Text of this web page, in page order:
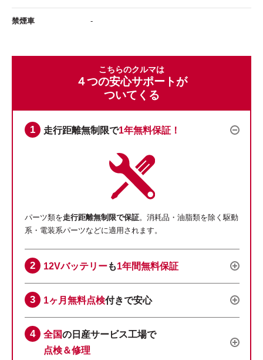
禁煙車 -
こちらのクルマは
４つの安心サポートが
ついてくる
走行距離無制限で1年無料保証！
パーツ類を走行距離無制限で保証。消耗品・油脂類を除く駆動
系・電装系パーツなどに適用されます。
12Vバッテリーも1年間無料保証
1ヶ月無料点検付きで安心
全国の日産サービス工場で
点検＆修理